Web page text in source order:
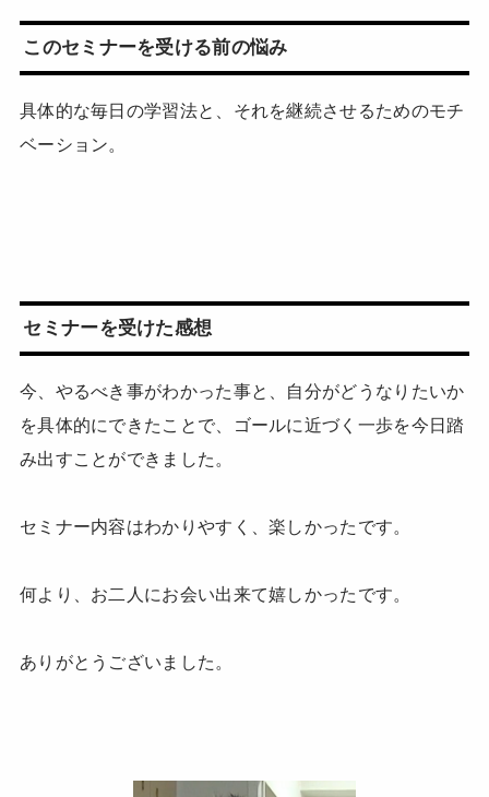
このセミナーを受ける前の悩み
具体的な毎日の学習法と、それを継続させるためのモチ
ベーション。
セミナーを受けた感想
今、やるべき事がわかった事と、自分がどうなりたいか
を具体的にできたことで、ゴールに近づく一歩を今日踏
み出すことができました。
セミナー内容はわかりやすく、楽しかったです。
何より、お二人にお会い出来て嬉しかったです。
ありがとうございました。